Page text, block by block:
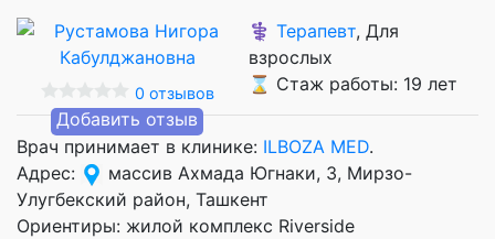
0 отзывов
Добавить отзыв
⚕️ Терапевт, Для
взрослых
⌛ Стаж работы: 19 лет
Врач принимает в клинике: ILBOZA MED.
Адрес:
массив Ахмада Югнаки, 3, Мирзо-
Улугбекский район, Ташкент
Ориентиры: жилой комплекс Riverside